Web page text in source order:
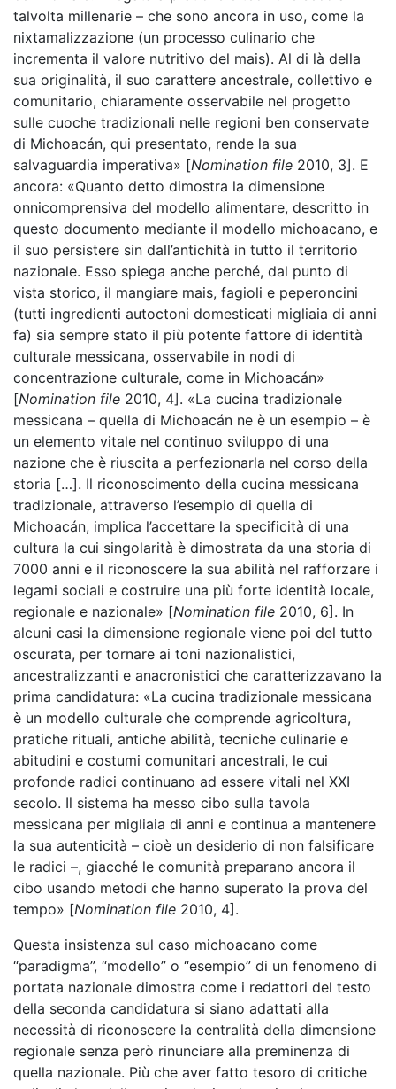
talvolta millenarie – che sono ancora in uso, come la
nixtamalizzazione (un processo culinario che
incrementa il valore nutritivo del mais). Al di là della
sua originalità, il suo carattere ancestrale, collettivo e
comunitario, chiaramente osservabile nel progetto
sulle cuoche tradizionali nelle regioni ben conservate
di Michoacán, qui presentato, rende la sua
salvaguardia imperativa» [Nomination file 2010, 3]. E
ancora: «Quanto detto dimostra la dimensione
onnicomprensiva del modello alimentare, descritto in
questo documento mediante il modello michoacano, e
il suo persistere sin dall’antichità in tutto il territorio
nazionale. Esso spiega anche perché, dal punto di
vista storico, il mangiare mais, fagioli e peperoncini
(tutti ingredienti autoctoni domesticati migliaia di anni
fa) sia sempre stato il più potente fattore di identità
culturale messicana, osservabile in nodi di
concentrazione culturale, come in Michoacán»
[Nomination file 2010, 4]. «La cucina tradizionale
messicana – quella di Michoacán ne è un esempio – è
un elemento vitale nel continuo sviluppo di una
nazione che è riuscita a perfezionarla nel corso della
storia […]. Il riconoscimento della cucina messicana
tradizionale, attraverso l’esempio di quella di
Michoacán, implica l’accettare la specificità di una
cultura la cui singolarità è dimostrata da una storia di
7000 anni e il riconoscere la sua abilità nel rafforzare i
legami sociali e costruire una più forte identità locale,
regionale e nazionale» [Nomination file 2010, 6]. In
alcuni casi la dimensione regionale viene poi del tutto
oscurata, per tornare ai toni nazionalistici,
ancestralizzanti e anacronistici che caratterizzavano la
prima candidatura: «La cucina tradizionale messicana
è un modello culturale che comprende agricoltura,
pratiche rituali, antiche abilità, tecniche culinarie e
abitudini e costumi comunitari ancestrali, le cui
profonde radici continuano ad essere vitali nel XXI
secolo. Il sistema ha messo cibo sulla tavola
messicana per migliaia di anni e continua a mantenere
la sua autenticità – cioè un desiderio di non falsificare
le radici –, giacché le comunità preparano ancora il
cibo usando metodi che hanno superato la prova del
tempo» [Nomination file 2010, 4].
Questa insistenza sul caso michoacano come
“paradigma”, “modello” o “esempio” di un fenomeno di
portata nazionale dimostra come i redattori del testo
della seconda candidatura si siano adattati alla
necessità di riconoscere la centralità della dimensione
regionale senza però rinunciare alla preminenza di
quella nazionale. Più che aver fatto tesoro di critiche